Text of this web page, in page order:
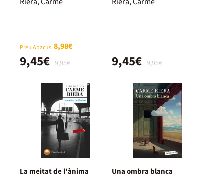
Preu Abacus 8,98€
9,95€
9,45€ 9,95€
9,45€
La meitat de l'ànima Una ombra blanca